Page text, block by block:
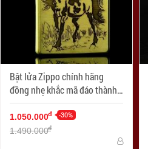
Bật lửa Zippo chính hãng
đồng nhẹ khắc mã đáo thành
công
1.050.000đ -30%
1.490.000đ